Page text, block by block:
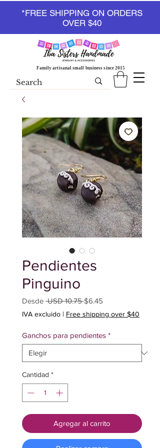
Family artisanal small business since 2015
*FREE SHIPPING ON ORDERS
OVER $40
Pendientes
Pinguino
Desde USD 10.75 Precio
$6.45
oferta
IVA excluido | Free shipping over $40
Ganchos para pendientes *
Cantidad *
Agregar al carrito